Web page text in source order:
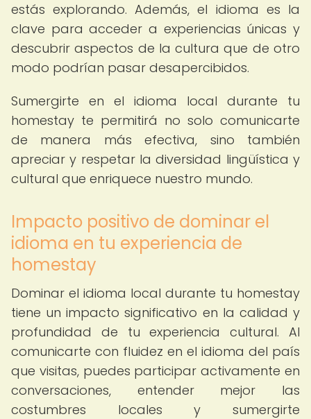
estás explorando. Además, el idioma es la
clave para acceder a experiencias únicas y
descubrir aspectos de la cultura que de otro
modo podrían pasar desapercibidos.
Sumergirte en el idioma local durante tu
homestay te permitirá no solo comunicarte
de manera más efectiva, sino también
apreciar y respetar la diversidad lingüística y
cultural que enriquece nuestro mundo.
Impacto positivo de dominar el
idioma en tu experiencia de
homestay
Dominar el idioma local durante tu homestay
tiene un impacto significativo en la calidad y
profundidad de tu experiencia cultural. Al
comunicarte con fluidez en el idioma del país
que visitas, puedes participar activamente en
conversaciones, entender mejor las
costumbres locales y sumergirte